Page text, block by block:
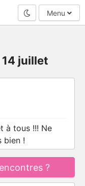
Mode nuit
Menu
juillet
à tous !!! Ne
bien !
?